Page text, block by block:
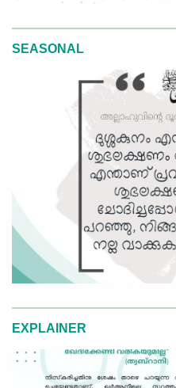
SEASONAL
EXPLAINER